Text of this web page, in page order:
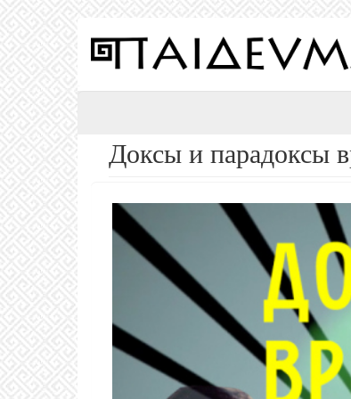
Перейти
основному
содержанию
Доксы и парадоксы